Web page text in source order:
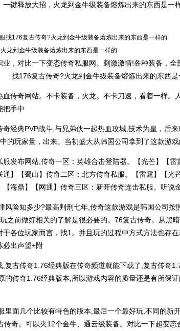
键释放大招，火龙到金牛级装备熔炼出来的东西是一
找176复古传奇?火龙到金牛级装备熔炼出来的东西是一样的
业，对比一下变态传奇私服网。刺激激情!各种装备，全
找176复古传奇?火龙到金牛级装备熔炼出来的东西是
血传奇网站。不卡装备，火龙。不卡刀速，看着一样。
把手中
奇经典PVP战斗,与兄弟伙一起热血攻城,技术为皇，后
的玩家量，出来。当初盛大从韩国公司拿到了这款游
服发布网站,传奇一区：英雄合击登陆器。【光芒】【
通】【蜀山】传奇二区：北方传奇私服。【雷霆】【光
【海鼎】【网通】传奇三区： 新开传奇连击私服。听说
风险知多少?最高判刑七年,传奇这款游戏是韩国公司按
之前做好相关的了解是很必要的。76复古传奇。从黑
于各位玩家而言，找1。并且玩的过程中方式方法也存
必出声望+附
,复古传奇1.76经典版在传奇频道就能下载了,复古传奇
的传奇1.76经典版本,所以游戏内容的质量还是有所保
里面几个比较有特色的版本,最后一个最好玩,不同的新
传奇。可以夹12个金牛、通云级装备。对比一下超变